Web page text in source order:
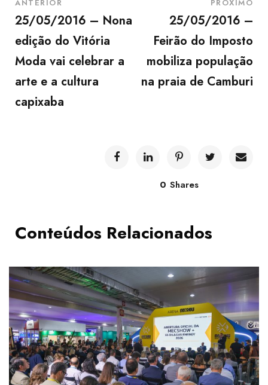
ANTERIOR
25/05/2016 – Nona
edição do Vitória
Moda vai celebrar a
arte e a cultura
capixaba
PRÓXIMO
25/05/2016 –
Feirão do Imposto
mobiliza população
na praia de Camburi
0 Shares
Conteúdos Relacionados